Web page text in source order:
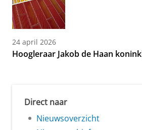
24 april 2026
Hoogleraar Jakob de Haan
Direct naar
Nieuwsoverzicht